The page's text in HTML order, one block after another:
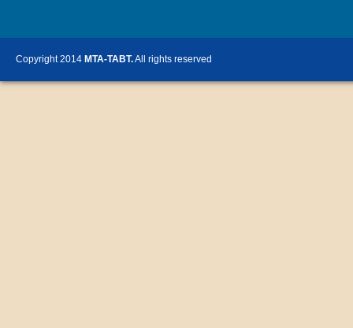
Copyright 2014 MTA-TABT.All rights reserved